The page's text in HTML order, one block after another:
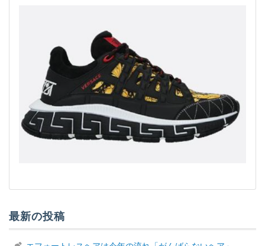
最新の投稿